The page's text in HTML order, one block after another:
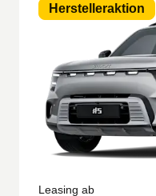
Herstelleraktion
Leasing ab